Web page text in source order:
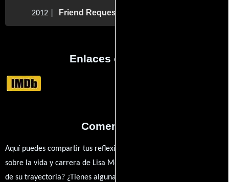
2012 | Friend Request Pending
Enlaces externos
Comentarios
Aquí puedes compartir tus reflexiones, anécdotas y opiniones
sobre la vida y carrera de Lisa McDiarmid. ¿Qué te ha inspirado
de su trayectoria? ¿Tienes alguna anécdota personal que desees